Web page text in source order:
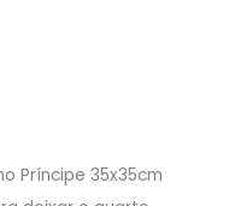
Príncipe 35x35cm